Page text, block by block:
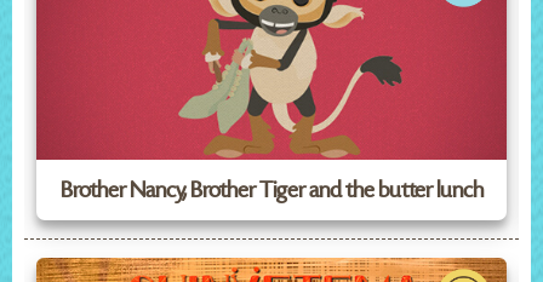
Brother Nancy, Brother Tiger and the butter lunch